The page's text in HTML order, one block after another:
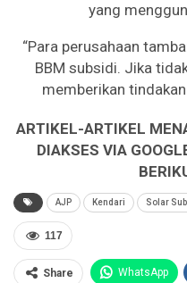
yang
“Para perusahaan
BBM subsidi. Jika
memberikan
ARTIKEL-ARTIKEL
DIAKSES VIA
AJP Kendari Solar
117
Share WhatsApp